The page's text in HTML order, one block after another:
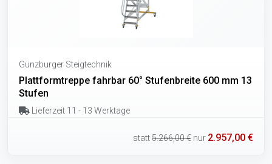
Günzburger Steigtechnik
Plattformtreppe fahrbar 60° Stufenbreite 600 mm 13
Stufen
Lieferzeit 11 - 13 Werktage
statt5.266,00 € nur 2.957,00 €